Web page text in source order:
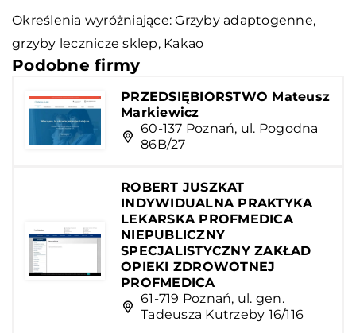
Określenia wyróżniające: Grzyby adaptogenne,
grzyby lecznicze sklep, Kakao
Podobne firmy
PRZEDSIĘBIORSTWO Mateusz
Markiewicz
60-137 Poznań, ul. Pogodna
86B/27
ROBERT JUSZKAT
INDYWIDUALNA PRAKTYKA
LEKARSKA PROFMEDICA
NIEPUBLICZNY
SPECJALISTYCZNY ZAKŁAD
OPIEKI ZDROWOTNEJ
PROFMEDICA
61-719 Poznań, ul. gen.
Tadeusza Kutrzeby 16/116